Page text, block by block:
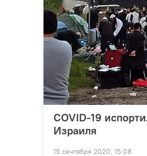
COVID-19
Израиля
15 сентября 2020, 15:08